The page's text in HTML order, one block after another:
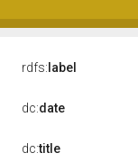
rdfs: label
dc:date
dc:title